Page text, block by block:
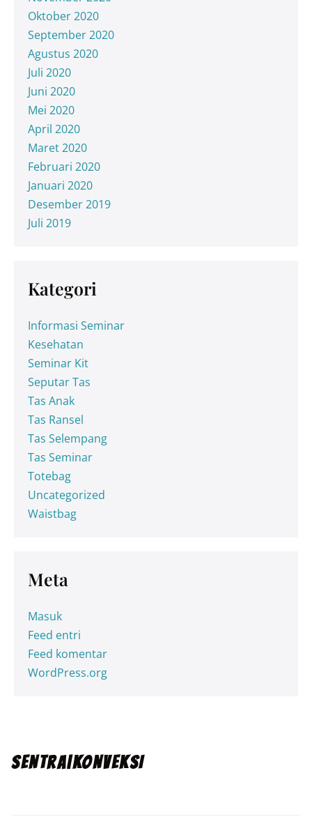
Oktober 2020
September 2020
Agustus 2020
Juli 2020
Juni 2020
Mei 2020
April 2020
Maret 2020
Februari 2020
Januari 2020
Desember 2019
Juli 2019
Kategori
Informasi Seminar
Kesehatan
Seminar Kit
Seputar Tas
Tas Anak
Tas Ransel
Tas Selempang
Tas Seminar
Totebag
Uncategorized
Waistbag
Meta
Masuk
Feed entri
Feed komentar
WordPress.org
SENTRA|KONVEKSI